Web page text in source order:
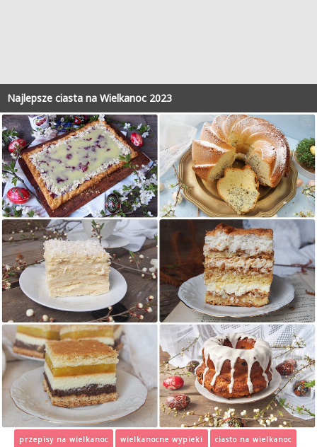
Najlepsze ciasta na Wielkanoc 2023
przepisy na wielkanoc wielkanocne wypieki
ciasto na wielkanoc